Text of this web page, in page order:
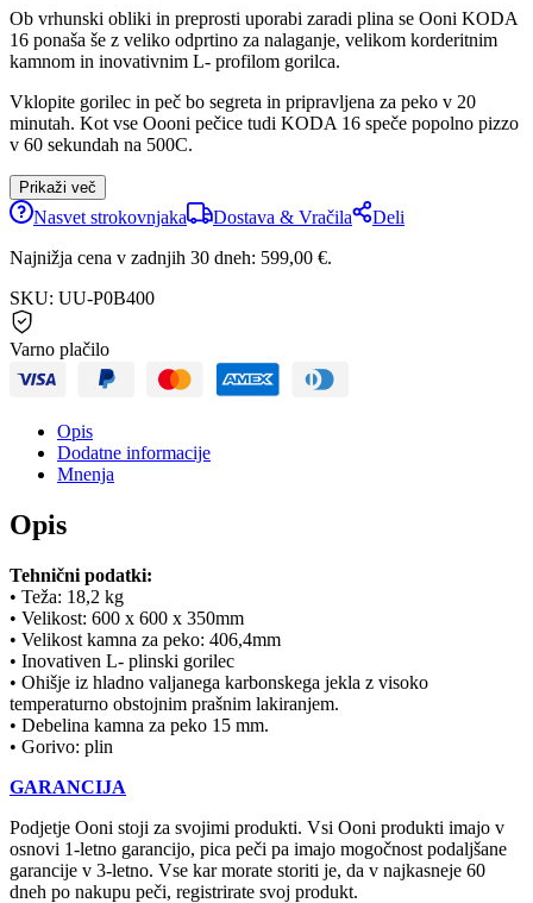
Ob vrhunski obliki in preprosti uporabi zaradi plina se Ooni KODA
16 ponaša še z veliko odprtino za nalaganje, velikom korderitnim
kamnom in inovativnim L- profilom gorilca.
Vklopite gorilec in peč bo segreta in pripravljena za peko v 20
minutah. Kot vse Oooni pečice tudi KODA 16 speče popolno pizzo
v 60 sekundah na 500C.
Prikaži več
Nasvet strokovnjaka Dostava & Vračila
Deli
Najnižja cena v zadnjih 30 dneh: 599,00 €.
SKU: UU-P0B400
Varno plačilo
Opis
Dodatne informacije
Mnenja
Opis
Tehnični podatki:
• Teža: 18,2 kg
• Velikost: 600 x 600 x 350mm
• Velikost kamna za peko: 406,4mm
• Inovativen L- plinski gorilec
• Ohišje iz hladno valjanega karbonskega jekla z visoko
temperaturno obstojnim prašnim lakiranjem.
• Debelina kamna za peko 15 mm.
• Gorivo: plin
GARANCIJA
Podjetje Ooni stoji za svojimi produkti. Vsi Ooni produkti imajo v
osnovi 1-letno garancijo, pica peči pa imajo mogočnost podaljšane
garancije v 3-letno. Vse kar morate storiti je, da v najkasneje 60
dneh po nakupu peči, registrirate svoj produkt.